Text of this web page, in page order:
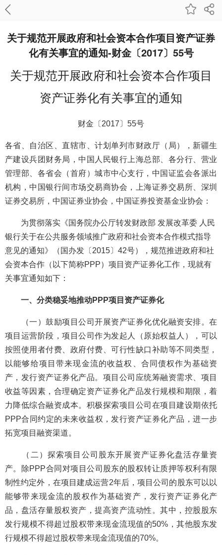
关于规范开展政府和社会资本合作项目资产证券
化有关事宜的通知-财金〔2017〕55号
关于规范开展政府和社会资本合作项目
资产证券化有关事宜的通知
财金〔2017〕55号
各省、自治区、直辖市、计划单列市财政厅（局），新疆生
产建设兵团财务局，中国人民银行上海总部、各分行、营业
管理部、各省会（首府）城市中心支行，中国证监会各派出
机构，中国银行间市场交易商协会，上海证券交易所、深圳
证券交易所，中国证券业协会，中国证券投资基金业协会：
为贯彻落实《国务院办公厅转发财政部 发展改革委 人民
银行关于在公共服务领域推广政府和社会资本合作模式指导
意见的通知》（国办发〔2015〕42号），规范推进政府和社
会资本合作（以下简称PPP）项目资产证券化工作，现就有
关事宜通知如下：
一、分类稳妥地推动PPP项目资产证券化
（一）鼓励项目公司开展资产证券化优化融资安排。在
项目运营阶段，项目公司作为发起人（原始权益人），可以
按照使用者付费、政府付费、可行性缺口补助等不同类型，
以能够给项目带来现金流的收益权、合同债权作为基础资
产，发行资产证券化产品。项目公司应统筹融资需求、项目
收益等因素，合理确定资产证券化产品发行规模和期限，着
力降低综合融资成本。积极探索项目公司在项目建设期依托
PPP合同约定的未来收益权，发行资产证券化产品，进一步
拓宽项目融资渠道。
（二）探索项目公司股东开展资产证券化盘活存量资
产。除PPP合同对项目公司股东的股权转让质押等权利有限
制性约定外，在项目建成运营2年后，项目公司的股东可以以
能够带来现金流的股权作为基础资产，发行资产证券化产
品，盘活存量股权资产，提高资产流动性。其中，控股股东
发行规模不得超过股权带来现金流现值的50%，其他股东发
行规模不得超过股权带来现金流现值的70%。